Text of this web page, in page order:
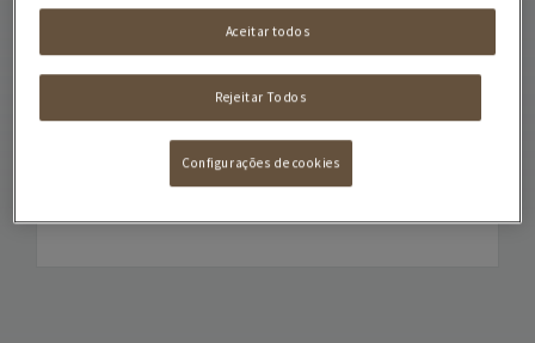
agora com um sabor
delicioso a chocolate! É
excelente para adicionar a
água, leite ou outras
receitas.
Rejeitar Todos
Aceitar todos
Configurações de cookies